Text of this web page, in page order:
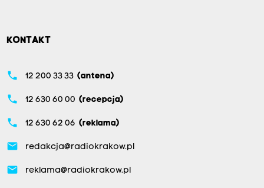
KONTAKT
phone 12 200 33 33 (antena)
phone 12 630 60 00 (recepcja)
phone 12 630 62 06 (reklama)
email redakcja@radiokrakow.pl
email reklama@radiokrakow.pl